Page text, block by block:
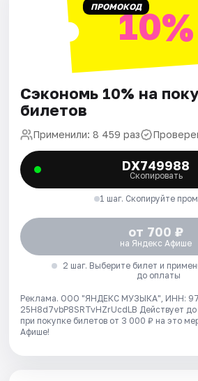
ПРОМОКОД10%
Сэкономь 10% на
билетов
Применили: 8 459 раз
DX749988
Скопировать
1 шаг. Скопируйте
от 700 ₽
на Яндекс Афише
2 шаг. Выберите билет и
до оплаты
Реклама. ООО "ЯНДЕКС МУЗЫКА", ИНН:
25H8d7vbP8SRTvHZrUcdLB Действует
при покупке билетов от 3 000 ₽ на это
Афише!